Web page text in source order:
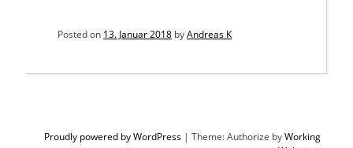
Posted on 13. Januar 2018byAndreas K
Proudly powered by WordPress |Theme: Authorize byWorking